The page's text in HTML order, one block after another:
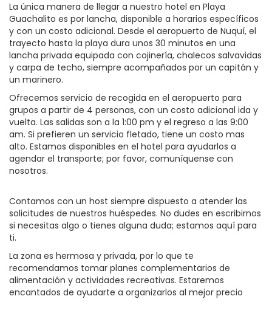
La única manera de llegar a nuestro hotel en Playa
Guachalito es por lancha, disponible a horarios específicos
y con un costo adicional. Desde el aeropuerto de Nuquí, el
trayecto hasta la playa dura unos 30 minutos en una
lancha privada equipada con cojinería, chalecos salvavidas
y carpa de techo, siempre acompañados por un capitán y
un marinero.
Ofrecemos servicio de recogida en el aeropuerto para
grupos a partir de 4 personas, con un costo adicional ida y
vuelta. Las salidas son a la 1:00 pm y el regreso a las 9:00
am. Si prefieren un servicio fletado, tiene un costo mas
alto. Estamos disponibles en el hotel para ayudarlos a
agendar el transporte; por favor, comuníquense con
nosotros.
Contamos con un host siempre dispuesto a atender las
solicitudes de nuestros huéspedes. No dudes en escribirnos
si necesitas algo o tienes alguna duda; estamos aquí para
ti.
La zona es hermosa y privada, por lo que te
recomendamos tomar planes complementarios de
alimentación y actividades recreativas. Estaremos
encantados de ayudarte a organizarlos al mejor precio